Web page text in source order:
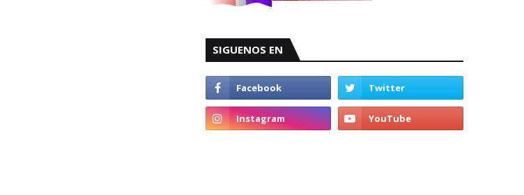
SIGUENOS EN